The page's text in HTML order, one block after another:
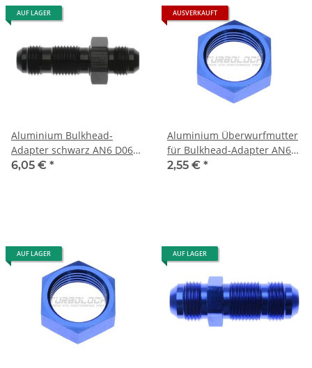
AUF LAGER
Aluminium Bulkhead-
Adapter schwarz AN6 D06
9/16-18" UNF - gerade
6,05 € *
AUSVERKAUFT
Aluminium Überwurfmutter
für Bulkhead-Adapter AN6
D06 - blau
2,55 € *
AUF LAGER AUF LAGER